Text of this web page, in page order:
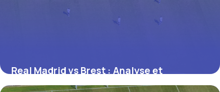
Real Madrid vs Brest : Analyse et
Pronostic